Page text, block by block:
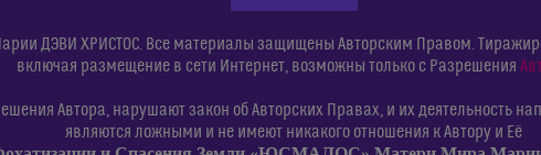
ДЭВИ ХРИСТОС. Все материалы защищены Авторским Правом.
включая размещение в сети Интернет, возможны только с Разрешения
Автора, нарушают закон об Авторских Правах, и их деятельность
являются ложными и не имеют никакого отношения к Автору и Её